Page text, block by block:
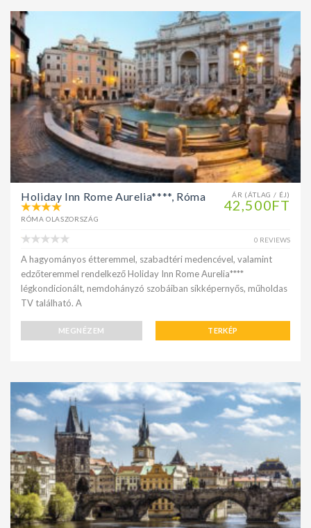
ÁR (ÁTLAG / ÉJ)
42,500FT
Holiday Inn Rome Aurelia****, Róma
RÓMA OLASZORSZÁG
0 REVIEWS
A hagyományos étteremmel, szabadtéri medencével, valamint
edzőteremmel rendelkező Holiday Inn Rome Aurelia****
légkondicionált, nemdohányzó szobáiban síkképernyős, műholdas
TV található. A
MEGNÉZEM TERKÉP